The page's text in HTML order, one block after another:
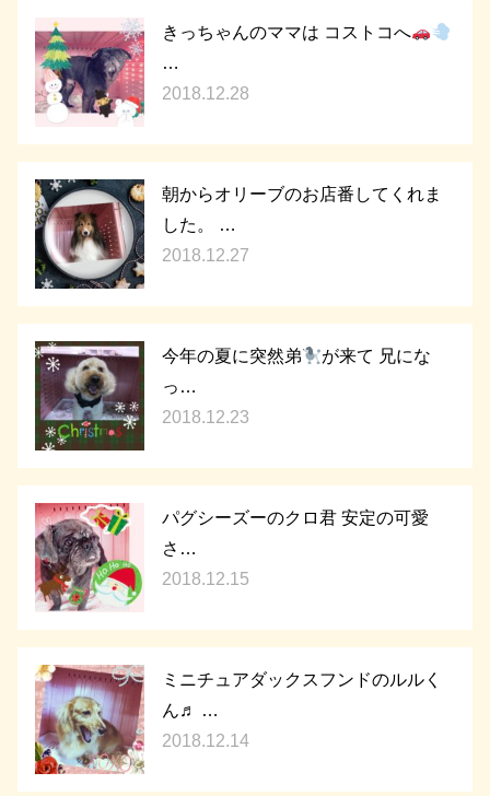
きっちゃんのママは コストコへ
…
2018.12.28
朝からオリーブのお店番してくれま
した。 …
2018.12.27
今年の夏に突然弟
が来て 兄にな
っ…
2018.12.23
パグシーズーのクロ君 安定の可愛
さ…
2018.12.15
ミニチュアダックスフンドのルルく
ん♬ …
2018.12.14